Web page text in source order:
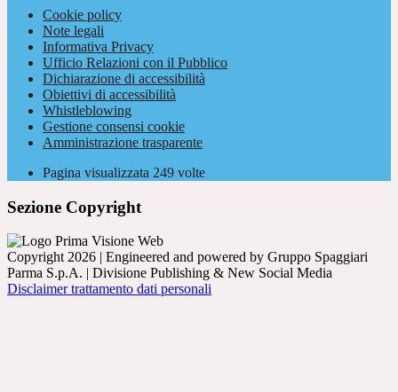
Cookie policy
Note legali
Informativa Privacy
Ufficio Relazioni con il Pubblico
Dichiarazione di accessibilità
Obiettivi di accessibilità
Whistleblowing
Gestione consensi cookie
Amministrazione trasparente
Pagina visualizzata 249 volte
Sezione Copyright
Copyright 2026 | Engineered and powered by Gruppo Spaggiari
Parma S.p.A. | Divisione Publishing & New Social Media
Disclaimer trattamento dati personali